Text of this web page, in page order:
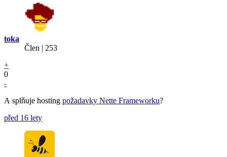
toka
Člen | 253
+
0
-
A splňuje hosting požadavky Nette Frameworku?
před 16 lety